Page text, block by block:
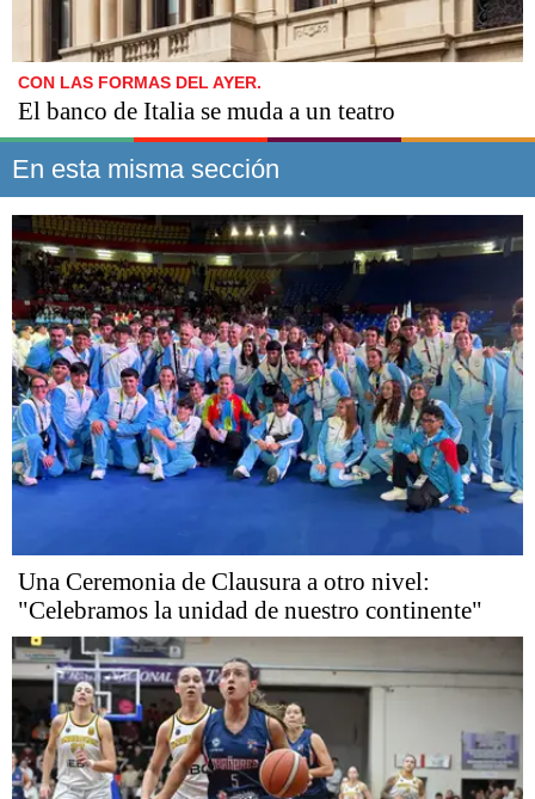
CON LAS FORMAS DEL AYER.
El banco de Italia se muda a un teatro
En esta misma sección
Una Ceremonia de Clausura a otro nivel:
"Celebramos la unidad de nuestro continente"